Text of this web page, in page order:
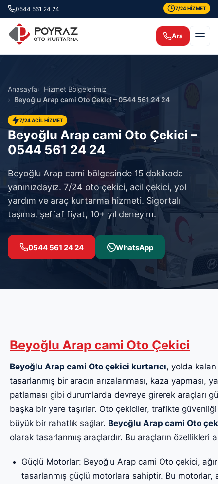
0544 561 24 24 7/24 HİZMET
Ara
Anasayfa
Hizmet Bölgelerimiz
Beyoğlu Arap cami Oto Çekici – 0544 561 24 24
7/24 ACİL HİZMET
Beyoğlu Arap cami Oto Çekici –
0544 561 24 24
Beyoğlu Arap cami bölgesinde 15 dakikada
yanınızdayız. 7/24 oto çekici, acil çekici, yol
yardım ve araç kurtarma hizmeti. Sigortalı
taşıma, şeffaf fiyat, 10+ yıl deneyim.
0544 561 24 24 WhatsApp
Beyoğlu Arap cami Oto Çekici
Beyoğlu Arap cami Oto çekici kurtarıcı, yolda kalan
tasarlanmış bir aracın arızalanması, kaza yapması,
patlaması gibi durumlarda devreye girerek araçları
başka bir yere taşırlar. Oto çekiciler, trafikte
büyük bir rahatlık sağlar. Beyoğlu Arap cami Oto
olarak tasarlanmış araçlardır. Bu araçların özellikleri
Güçlü Motorlar: Beyoğlu Arap cami Oto çekici,
tasarlanmış güçlü motorlara sahiptir. Bu motorlar,